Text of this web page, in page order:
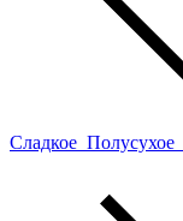
Сладкое Полусухое